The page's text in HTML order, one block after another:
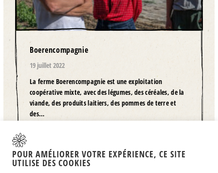
Boerencompagnie
19 juillet 2022
La ferme Boerencompagnie est une exploitation
coopérative mixte, avec des légumes, des céréales, de la
viande, des produits laitiers, des pommes de terre et
des…
POUR AMÉLIORER VOTRE EXPÉRIENCE, CE SITE
UTILISE DES COOKIES